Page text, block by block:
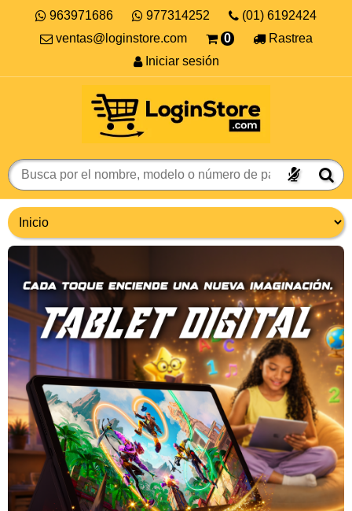
963971686 977314252
(01) 6192424
ventas@loginstore.com
0
Rastrea
Iniciar sesión